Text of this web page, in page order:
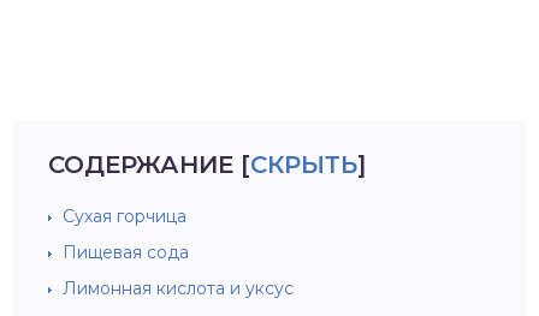
СОДЕРЖАНИЕ [СКРЫТЬ]
Сухая горчица
Пищевая сода
Лимонная кислота и уксус